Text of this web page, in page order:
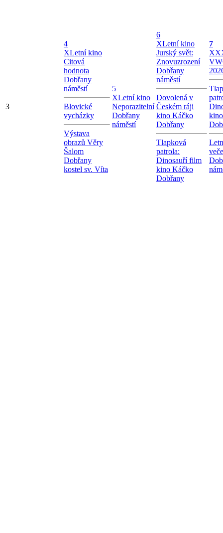
3
4
XLetní kino
Citová
hodnota
Dobřany
náměstí
Blovické
vycházky
Výstava
obrazů Věry
Šalom
Dobřany
kostel sv. Víta
5
XLetní kino
Neporazitelní
Dobřany
náměstí
6
XLetní kino
Jurský svět:
Znovuzrození
Dobřany
náměstí
Dovolená v
Českém ráji
kino Káčko
Dobřany
Tlapková
patrola:
Dinosauří film
kino Káčko
Dobřany
7
X